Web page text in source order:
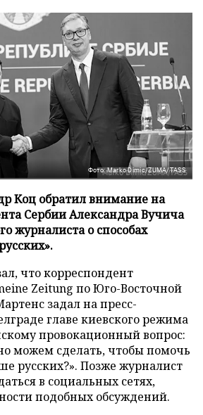
Фото: Marko Dimic/ZUMA/TASS
Коц обратил внимание на
Сербии Александра Вучича
журналиста о способах
что корреспондент
Zeitung по Юго-Восточной
задал на пресс-
главе киевского режима
провокационный вопрос:
можем сделать, чтобы помочь
русских?». Позже журналист
в социальных сетях,
подобных обсуждений.